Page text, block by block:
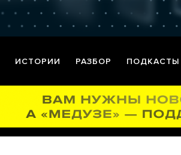
ИСТОРИИ РАЗБОР ПОДКАСТЫ